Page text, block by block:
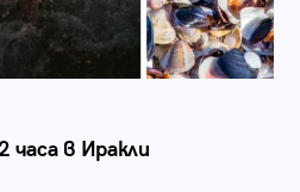
часа в Иракли